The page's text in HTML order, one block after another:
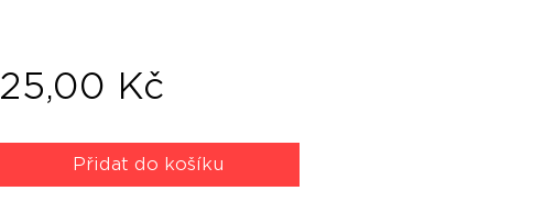
25,00 KčCena
Přidat do košíku